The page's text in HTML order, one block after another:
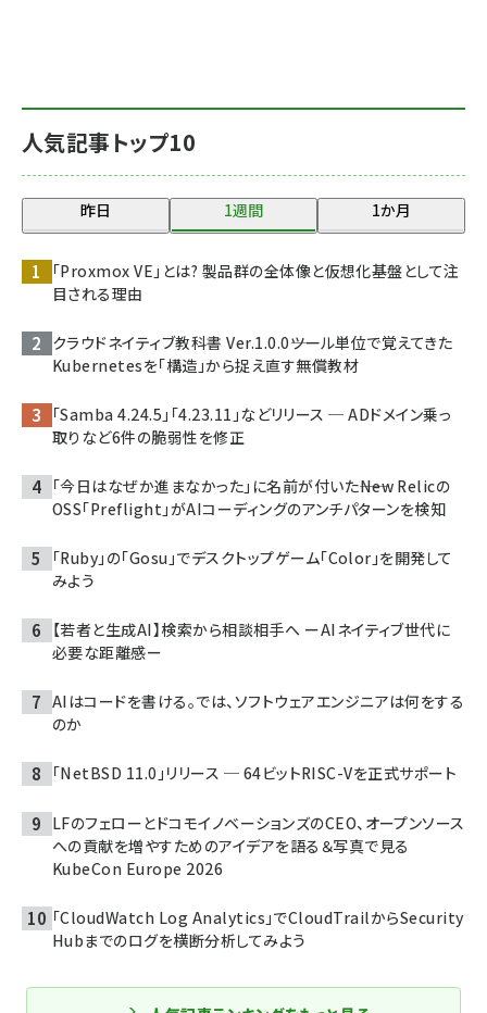
人気記事トップ10
昨日 1週間 1か月
「Proxmox VE」とは? 製品群の全体像と仮想化基盤として注
目される理由
クラウドネイティブ教科書 Ver.1.0.0――ツール単位で覚えてきた
Kubernetesを「構造」から捉え直す無償教材
「Samba 4.24.5」「4.23.11」などリリース ─ ADドメイン乗っ
取りなど6件の脆弱性を修正
「今日はなぜか進まなかった」に名前が付いた――New Relicの
OSS「Preflight」がAIコーディングのアンチパターンを検知
「Ruby」の「Gosu」でデスクトップゲーム「Color」を開発して
みよう
【若者と生成AI】検索から相談相手へ ーAIネイティブ世代に
必要な距離感ー
AIはコードを書ける。では、ソフトウェアエンジニアは何をする
のか
「NetBSD 11.0」リリース ─ 64ビットRISC-Vを正式サポート
LFのフェローとドコモイノベーションズのCEO、オープンソース
への貢献を増やすためのアイデアを語る＆写真で見る
KubeCon Europe 2026
「CloudWatch Log Analytics」でCloudTrailからSecurity
Hubまでのログを横断分析してみよう